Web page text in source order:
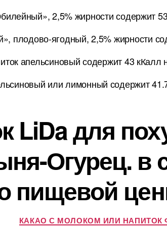
2,5% жирности содержит
плодово-ягодный, 2,5% жирности
апельсиновый содержит 43 кКалл
или лимонный содержит
LiDa для
Огурец. в
пищевой
КАКАО С МОЛОКОМ ИЛИ НАПИТОК